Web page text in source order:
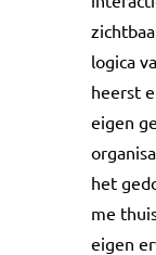
logica
heerst
eigen
het
me
eigen